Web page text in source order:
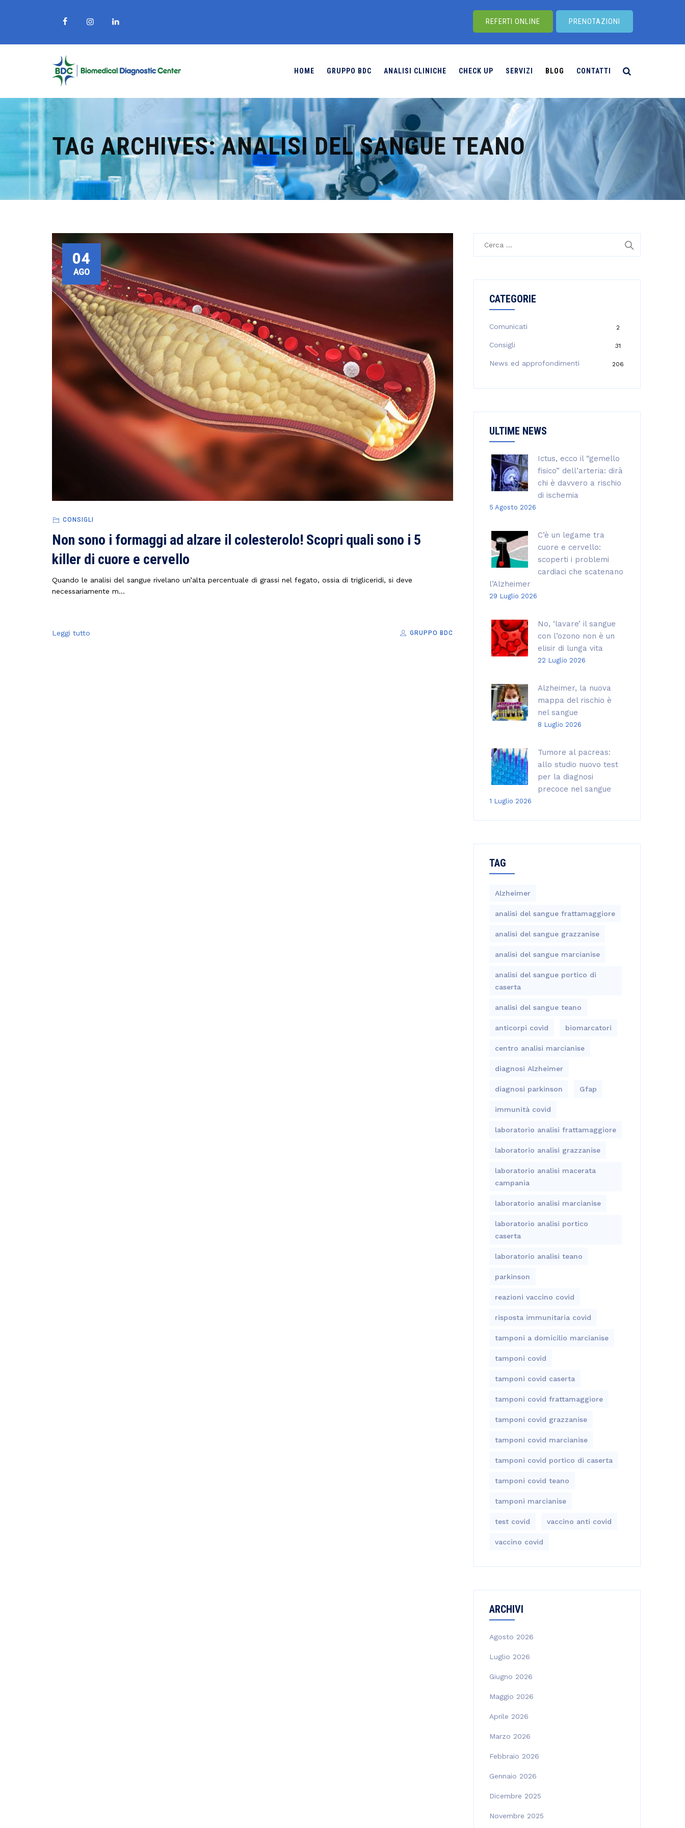
REFERTI ONLINE PRENOTAZIONI
HOME GRUPPO BDC ANALISI CLINICHE CHECK UP SERVIZI BLOG CONTATTI
TAG ARCHIVES:ANALISI DEL SANGUE TEANO
04
AGO
CONSIGLI
Non sono i formaggi ad alzare il colesterolo! Scopri quali sono i 5
killer di cuore e cervello
Quando le analisi del sangue rivelano un’alta percentuale di grassi nel fegato, ossia di trigliceridi, si deve
necessariamente m...
Leggi tutto GRUPPO BDC
CATEGORIE
Comunicati 2
Consigli 31
News ed approfondimenti 206
ULTIME NEWS
Ictus, ecco il “gemello
fisico” dell’arteria: dirà
chi è davvero a rischio
di ischemia
5 Agosto 2026
C’è un legame tra
cuore e cervello:
scoperti i problemi
cardiaci che scatenano
l’Alzheimer
29 Luglio 2026
No, ‘lavare’ il sangue
con l’ozono non è un
elisir di lunga vita
22 Luglio 2026
Alzheimer, la nuova
mappa del rischio è
nel sangue
8 Luglio 2026
Tumore al pacreas:
allo studio nuovo test
per la diagnosi
precoce nel sangue
1 Luglio 2026
TAG
Alzheimer
analisi del sangue frattamaggiore
analisi del sangue grazzanise
analisi del sangue marcianise
analisi del sangue portico di
caserta
analisi del sangue teano
anticorpi covid biomarcatori
centro analisi marcianise
diagnosi Alzheimer
diagnosi parkinson Gfap
immunità covid
laboratorio analisi frattamaggiore
laboratorio analisi grazzanise
laboratorio analisi macerata
campania
laboratorio analisi marcianise
laboratorio analisi portico
caserta
laboratorio analisi teano
parkinson
reazioni vaccino covid
risposta immunitaria covid
tamponi a domicilio marcianise
tamponi covid
tamponi covid caserta
tamponi covid frattamaggiore
tamponi covid grazzanise
tamponi covid marcianise
tamponi covid portico di caserta
tamponi covid teano
tamponi marcianise
test covid vaccino anti covid
vaccino covid
ARCHIVI
Agosto 2026
Luglio 2026
Giugno 2026
Maggio 2026
Aprile 2026
Marzo 2026
Febbraio 2026
Gennaio 2026
Dicembre 2025
Novembre 2025